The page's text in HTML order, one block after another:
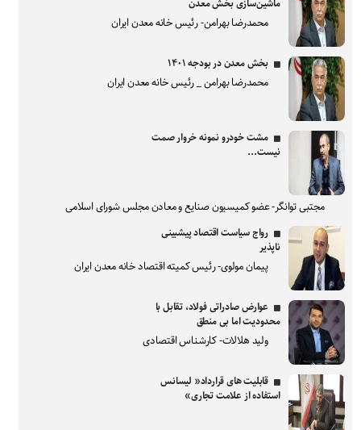
ماشین‌سازی بخش معدن
محمدرضا بهرامن- رئیس خانه معدن ایران
بخش معدن در بودجه ۱۴۰۱
محمدرضا بهرامن _ رئیس خانه معدن ایران
مشت خودرو نمونه خروار صمت
نیست...
مجتبی توانگر- عضو کمیسیون صنایع و معادن مجلس شورای اسلامی
رواج سیاست اقتصاد پیشبینی
ناپذیر
پیمان مولوی- رئیس کمیته اقتصاد خانه معدن ایران
عوارض صادراتی فولاد، تقابل با
محدودیت اما بی منطق
ولید هلالات- کارشناس اقتصادی
قابلیت های قرارداد« لیسانس
استفاده از علامت تجاری»